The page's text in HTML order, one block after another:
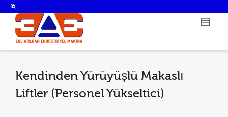
Kendinden Yürüyüşlü Makaslı
Liftler (Personel Yükseltici)